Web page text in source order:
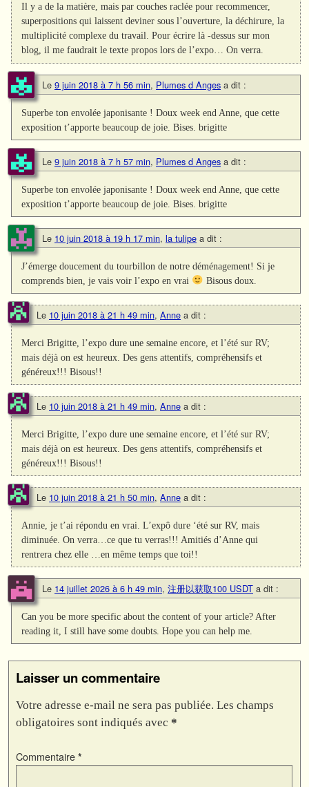
Il y a de la matière, mais par couches raclée pour recommencer,
superpositions qui laissent deviner sous l’ouverture, la déchirure, la
multiplicité complexe du travail. Pour écrire là -dessus sur mon
blog, il me faudrait le texte propos lors de l’expo… On verra.
Le 9 juin 2018 à 7 h 56 min, Plumes d Anges a dit :
Superbe ton envolée japonisante ! Doux week end Anne, que cette
exposition t’apporte beaucoup de joie. Bises. brigitte
Le 9 juin 2018 à 7 h 57 min, Plumes d Anges a dit :
Superbe ton envolée japonisante ! Doux week end Anne, que cette
exposition t’apporte beaucoup de joie. Bises. brigitte
Le 10 juin 2018 à 19 h 17 min, la tulipe a dit :
J’émerge doucement du tourbillon de notre déménagement! Si je
comprends bien, je vais voir l’expo en vrai
Bisous doux.
Le 10 juin 2018 à 21 h 49 min, Anne a dit :
Merci Brigitte, l’expo dure une semaine encore, et l’été sur RV;
mais déjà on est heureux. Des gens attentifs, compréhensifs et
généreux!!! Bisous!!
Le 10 juin 2018 à 21 h 49 min, Anne a dit :
Merci Brigitte, l’expo dure une semaine encore, et l’été sur RV;
mais déjà on est heureux. Des gens attentifs, compréhensifs et
généreux!!! Bisous!!
Le 10 juin 2018 à 21 h 50 min, Anne a dit :
Annie, je t’ai répondu en vrai. L’expô dure ‘été sur RV, mais
diminuée. On verra…ce que tu verras!!! Amitiés d’Anne qui
rentrera chez elle …en même temps que toi!!
Le 14 juillet 2026 à 6 h 49 min, 注册以获取100 USDT a dit :
Can you be more specific about the content of your article? After
reading it, I still have some doubts. Hope you can help me.
Laisser un commentaire
Votre adresse e-mail ne sera pas publiée. Les champs
obligatoires sont indiqués avec *
Commentaire *